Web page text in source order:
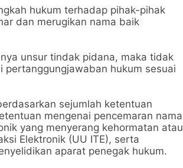
hukum terhadap pihak-pihak
dan merugikan nama baik
unsur tindak pidana, maka tidak
hukum sesuai
sejumlah ketentuan
mengenai pencemaran nama
yang menyerang kehormatan atau
Elektronik (UU ITE), serta
aparat penegak hukum.